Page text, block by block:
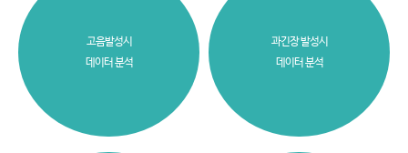
고음발성시
데이터 분석
과긴장 발성시
데이터 분석